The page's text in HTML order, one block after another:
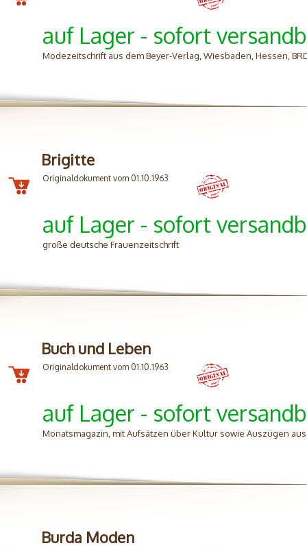
auf Lager - sofort
Modezeitschrift aus dem Beyer-Verlag, Wiesbaden, Hessen,
Brigitte
Originaldokument vom 01.10.1963
auf Lager - sofort
große deutsche Frauenzeitschrift
Buch und Leben
Originaldokument vom 01.10.1963
auf Lager - sofort
Monatsmagazin, mit Aufsätzen über Kultur sowie Auszügen
Burda Moden